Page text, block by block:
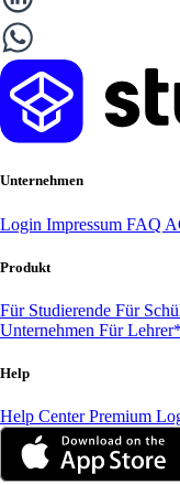
Unternehmen
Login Impressum FAQ
Produkt
Für Studierende Für
Unternehmen Für
Help
Help CenterPremium